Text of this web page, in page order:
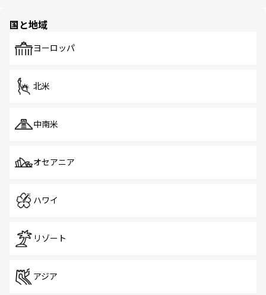
で、ホーカーズは地元の風情を楽しめる外せないスポット
国と地域
ヨーロッパ
北米
中南米
オセアニア
ハワイ
リゾート
アジア